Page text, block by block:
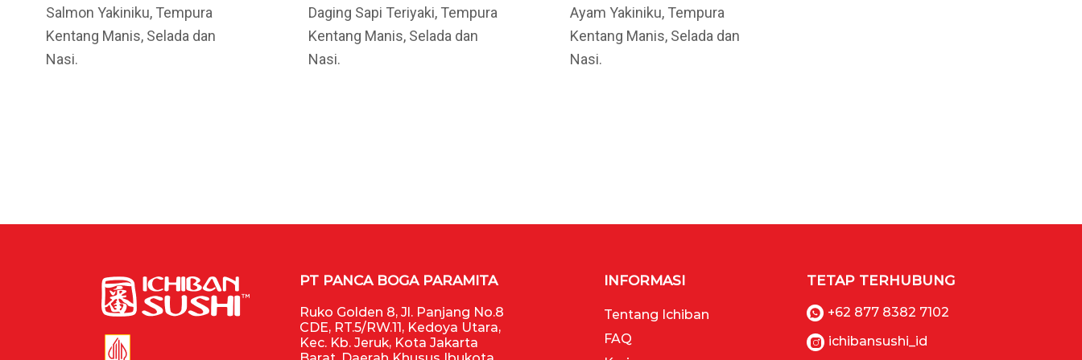
Salmon Yakiniku, Tempura
Kentang Manis, Selada dan
Nasi.
Daging Sapi Teriyaki, Tempura
Kentang Manis, Selada dan
Nasi.
Ayam Yakiniku, Tempura
Kentang Manis, Selada dan
Nasi.
PT PANCA BOGA PARAMITA
Ruko Golden 8, Jl. Panjang No.8
CDE, RT.5/RW.11, Kedoya Utara,
Kec. Kb. Jeruk, Kota Jakarta
INFORMASI
Tentang Ichiban
FAQ
TETAP TERHUBUNG
+62 877 8382 7102
ichibansushi_id